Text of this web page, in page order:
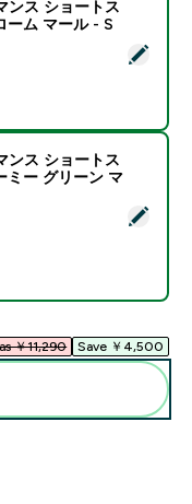
フォーマンス ショー
ンス ショートス
ーム マール - S
フォーマンス ショー
ンス ショートス
ミー グリーン マ
￥11,290‎ Save ￥4,500‎